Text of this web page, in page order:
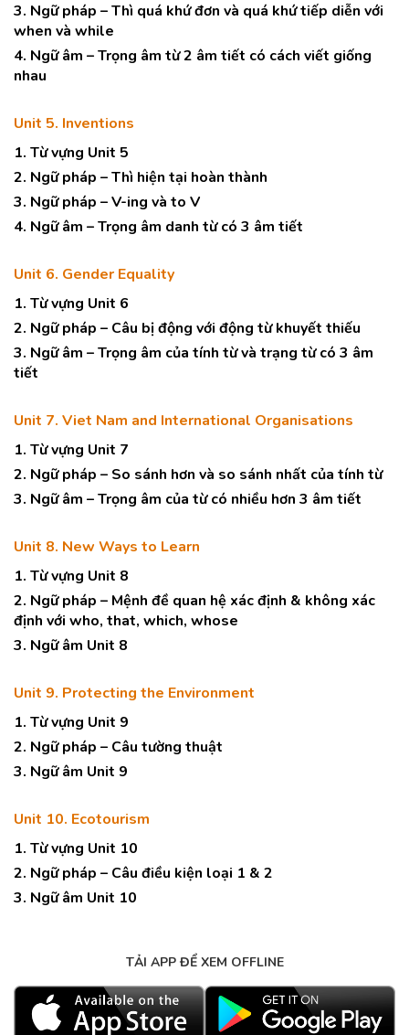
3. Ngữ pháp – Thì quá khứ đơn và quá khứ tiếp diễn với
when và while
4. Ngữ âm – Trọng âm từ 2 âm tiết có cách viết giống
nhau
Unit 5. Inventions
1. Từ vựng Unit 5
2. Ngữ pháp – Thì hiện tại hoàn thành
3. Ngữ pháp – V-ing và to V
4. Ngữ âm – Trọng âm danh từ có 3 âm tiết
Unit 6. Gender Equality
1. Từ vựng Unit 6
2. Ngữ pháp – Câu bị động với động từ khuyết thiếu
3. Ngữ âm – Trọng âm của tính từ và trạng từ có 3 âm
tiết
Unit 7. Viet Nam and International Organisations
1. Từ vựng Unit 7
2. Ngữ pháp – So sánh hơn và so sánh nhất của tính từ
3. Ngữ âm – Trọng âm của từ có nhiều hơn 3 âm tiết
Unit 8. New Ways to Learn
1. Từ vựng Unit 8
2. Ngữ pháp – Mệnh đề quan hệ xác định & không xác
định với who, that, which, whose
3. Ngữ âm Unit 8
Unit 9. Protecting the Environment
1. Từ vựng Unit 9
2. Ngữ pháp – Câu tường thuật
3. Ngữ âm Unit 9
Unit 10. Ecotourism
1. Từ vựng Unit 10
2. Ngữ pháp – Câu điều kiện loại 1 & 2
3. Ngữ âm Unit 10
TẢI APP ĐỂ XEM OFFLINE